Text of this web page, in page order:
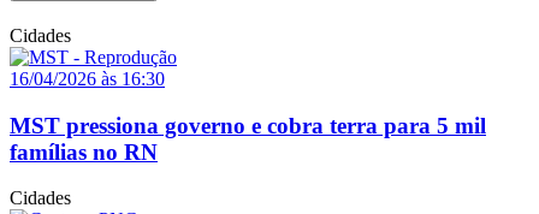
Cidades
16/04/2026 às 16:30
MST pressiona governo e cobra terra para 5 mil
famílias no RN
Cidades